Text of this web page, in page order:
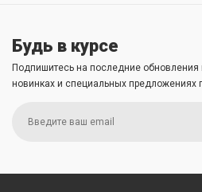
Будь в курсе
Подпишитесь на последние обновления
новинках и специальных предложениях